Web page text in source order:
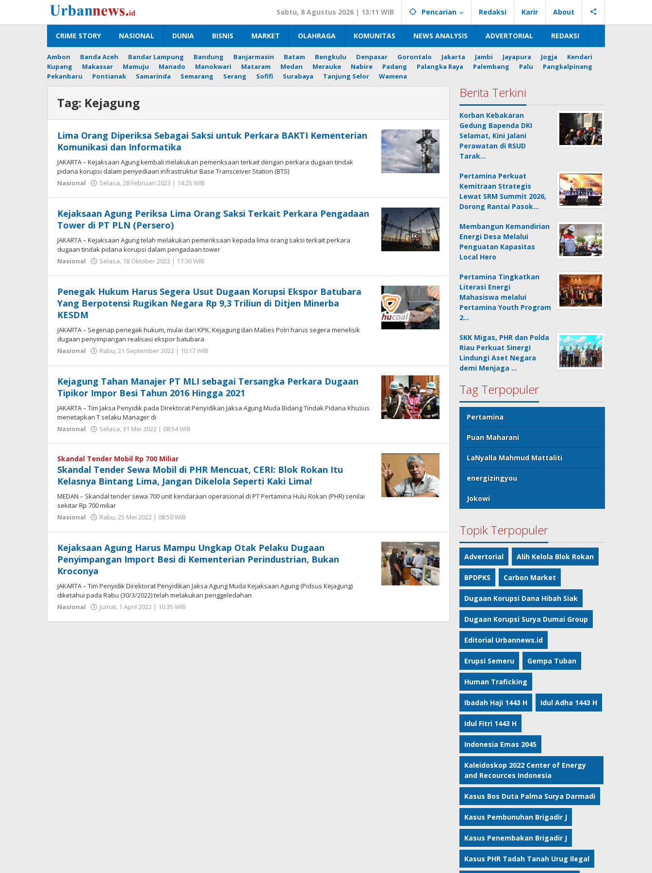
konten
Sabtu, 8 Agustus 2026 | 13:11 WIB Pencarian Redaksi Karir About
CRIME STORY NASIONAL DUNIA BISNIS MARKET OLAHRAGA KOMUNITAS NEWS ANALYSIS ADVERTORIAL REDAKSI
Ambon Banda Aceh Bandar Lampung Bandung Banjarmasin Batam Bengkulu Denpasar Gorontalo Jakarta Jambi Jayapura Jogja
Kendari
Kupang
Makassar Mamuju Manado Manokwari Mataram Medan Merauke Nabire Padang Palangka Raya Palembang Palu
Pangkalpinang
Pekanbaru
Pontianak Samarinda Semarang Serang Sofifi Surabaya Tanjung Selor Wamena
Tag: Kejagung
Lima Orang Diperiksa Sebagai Saksi untuk Perkara BAKTI Kementerian
Komunikasi dan Informatika
JAKARTA – Kejaksaan Agung kembali melakukan pemeriksaan terkait dengan perkara dugaan tindak
pidana korupsi dalam penyediaan infrastruktur Base Transceiver Station (BTS)
Nasional
Selasa, 28 Februari 2023 | 14:25 WIB
Seprihadi
Kejaksaan Agung Periksa Lima Orang Saksi Terkait Perkara Pengadaan
Tower di PT PLN (Persero)
JAKARTA – Kejaksaan Agung telah melakukan pemeriksaan kepada lima orang saksi terkait perkara
dugaan tindak pidana korupsi dalam pengadaan tower
Nasional
Selasa, 18 Oktober 2022 | 17:30 WIB
Seprihadi
Penegak Hukum Harus Segera Usut Dugaan Korupsi Ekspor Batubara
Yang Berpotensi Rugikan Negara Rp 9,3 Triliun di Ditjen Minerba
KESDM
JAKARTA – Segenap penegak hukum, mulai dari KPK, Kejagung dan Mabes Polri harus segera menelisik
dugaan penyimpangan realisasi ekspor batubara
Nasional
Rabu, 21 September 2022 | 10:17 WIB
Seprihadi
Kejagung Tahan Manajer PT MLI sebagai Tersangka Perkara Dugaan
Tipikor Impor Besi Tahun 2016 Hingga 2021
JAKARTA – Tim Jaksa Penyidik pada Direktorat Penyidikan Jaksa Agung Muda Bidang Tindak Pidana Khusus
menetapkan T selaku Manager di
Nasional
Selasa, 31 Mei 2022 | 08:54 WIB
Seprihadi
Skandal Tender Mobil Rp 700 Miliar
Skandal Tender Sewa Mobil di PHR Mencuat, CERI: Blok Rokan Itu
Kelasnya Bintang Lima, Jangan Dikelola Seperti Kaki Lima!
MEDAN – Skandal tender sewa 700 unit kendaraan operasional di PT Pertamina Hulu Rokan (PHR) senilai
sekitar Rp 700 miliar
Nasional
Rabu, 25 Mei 2022 | 08:50 WIB
Seprihadi
Kejaksaan Agung Harus Mampu Ungkap Otak Pelaku Dugaan
Penyimpangan Import Besi di Kementerian Perindustrian, Bukan
Kroconya
JAKARTA – Tim Penyidik Direktorat Penyidikan Jaksa Agung Muda Kejaksaan Agung (Pidsus Kejagung)
diketahui pada Rabu (30/3/2022) telah melakukan penggeledahan
Nasional
Jumat, 1 April 2022 | 10:35 WIB
Seprihadi
Berita Terkini
Korban Kebakaran
Gedung Bapenda DKI
Selamat, Kini Jalani
Perawatan di RSUD
Tarak…
Pertamina Perkuat
Kemitraan Strategis
Lewat SRM Summit 2026,
Dorong Rantai Pasok…
Membangun Kemandirian
Energi Desa Melalui
Penguatan Kapasitas
Local Hero
Pertamina Tingkatkan
Literasi Energi
Mahasiswa melalui
Pertamina Youth Program
2…
SKK Migas, PHR dan Polda
Riau Perkuat Sinergi
Lindungi Aset Negara
demi Menjaga …
Tag Terpopuler
Pertamina
Puan Maharani
LaNyalla Mahmud Mattaliti
energizingyou
Jokowi
Topik Terpopuler
Advertorial Alih Kelola Blok Rokan
BPDPKS Carbon Market
Dugaan Korupsi Dana Hibah Siak
Dugaan Korupsi Surya Dumai Group
Editorial Urbannews.id
Erupsi Semeru Gempa Tuban
Human Traficking
Ibadah Haji 1443 H Idul Adha 1443 H
Idul Fitri 1443 H
Indonesia Emas 2045
Kaleidoskop 2022 Center of Energy
and Recources Indonesia
Kasus Bos Duta Palma Surya Darmadi
Kasus Pembunuhan Brigadir J
Kasus Penembakan Brigadir J
Kasus PHR Tadah Tanah Urug Ilegal